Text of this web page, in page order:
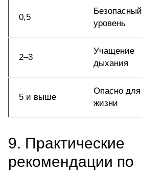
0,5
Безопасный
уровень
2–3
Учащение
дыхания
5 и выше
Опасно для
жизни
9. Практические
рекомендации по